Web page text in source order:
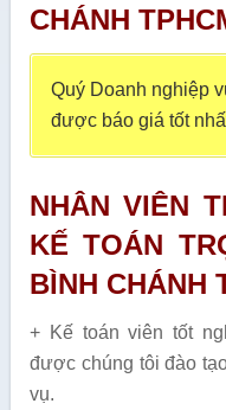
CHÁNH
Quý Doanh nghiệp
được báo giá tốt
NHÂN VIÊN
KẾ TOÁN
BÌNH CHÁNH
+ Kế toán viên tốt
được chúng tôi đào
vụ.